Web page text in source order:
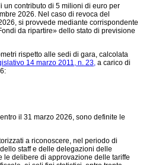
contributo di 5 milioni di euro per
2026. Nel caso di revoca del
si provvede mediante corrispondente
da ripartire» dello stato di previsione
rispetto alle sedi di gara, calcolata
14 marzo 2011, n. 23, a carico di
il 31 marzo 2026, sono definite le
a riconoscere, nel periodo di
staff e delle delegazioni delle
le delibere di approvazione delle tariffe